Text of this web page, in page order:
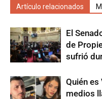
Artículo relacionados
El
de
sufrió
Quién
medios